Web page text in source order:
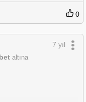
birbirinden farkı yok.
0
altına
7 yıl